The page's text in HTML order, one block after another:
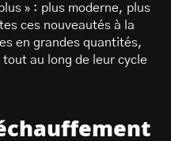
» : plus moderne, plus
ces nouveautés à la
en grandes quantités,
au long de leur cycle